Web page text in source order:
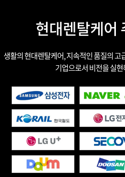
현대렌탈케어
생활의 현대렌탈케어, 지속적인 품질의
기업으로서 비전을 실